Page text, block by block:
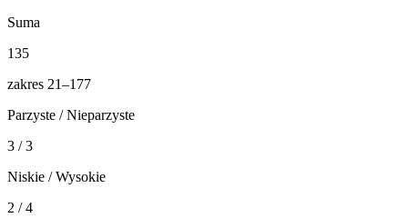
Suma
135
zakres 21–177
Parzyste / Nieparzyste
3 / 3
Niskie / Wysokie
2 / 4